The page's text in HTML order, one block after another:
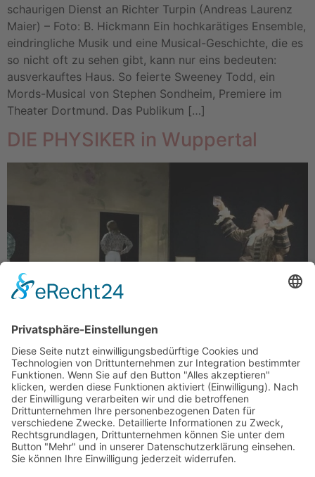
schaurigen Dienst an Richter Turpin (Andreas Laurenz
Maier) – Foto: B. Hickmann Ein hochkarätiges Ensemble,
eindringliche Musik und eine Musical-Geschichte, die es
so nicht oft zu sehen gibt, kann nur eins bedeuten:
ausverkauftes Haus. So feierte Sweeney Todd, ein
Mords-Musical von Stephen Sondheim, Premiere im
Theater Dortmund. Das Publikum […]
DIE PHYSIKER in Wuppertal
Ob Möbius (Arne Kayser) und die Inspektorin (Michelle
Middelhoff) die Welt retten? (Foto: Alina Kaps) Das
THEATER DER GENERATIONEN von den Wuppertaler
Bühnen zeigt in dieser Spielzeit einen Klassiker von
Friedrich Dürrenmatt: DIE PHYSIKER. Regisseurin